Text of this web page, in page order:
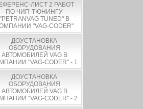
ЛИСТ 2 РАБОТ
ПО ЧИП-ТЮНИНГУ
"PETRANVAG TUNED" В
"VAG-CODER"
ДОУСТАНОВКА
ОБОРУДОВАНИЯ
АВТОМОБИЛЕЙ VAG В
"VAG-CODER" - 1
ДОУСТАНОВКА
ОБОРУДОВАНИЯ
АВТОМОБИЛЕЙ VAG В
"VAG-CODER" - 2